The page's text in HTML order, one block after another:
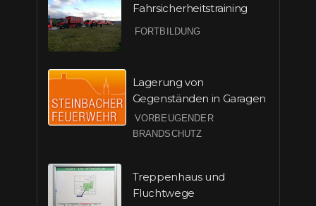
Fahrsicherheitstraining
FORTBILDUNG
Lagerung von
Gegenständen in Garagen
VORBEUGENDER
BRANDSCHUTZ
Treppenhaus und
Fluchtwege